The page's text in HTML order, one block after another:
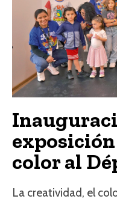
color al
La creatividad, el